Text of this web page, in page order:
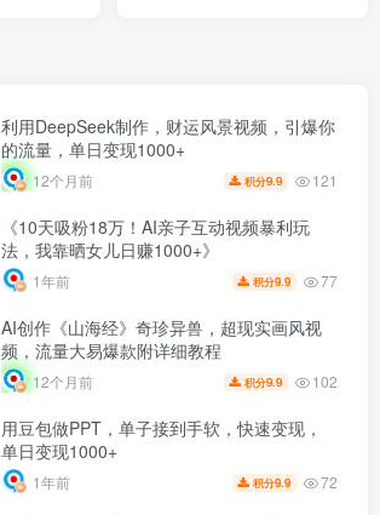
利用DeepSeek制作，财运风景视频，引爆你
的流量，单日变现1000+
12个月前 积分9.9 121
《10天吸粉18万！AI亲子互动视频暴利玩
法，我靠晒女儿日赚1000+》
1年前 积分9.9 77
AI创作《山海经》奇珍异兽，超现实画风视
频，流量大易爆款附详细教程
12个月前 积分9.9 102
用豆包做PPT，单子接到手软，快速变现，
单日变现1000+
1年前 积分9.9 72